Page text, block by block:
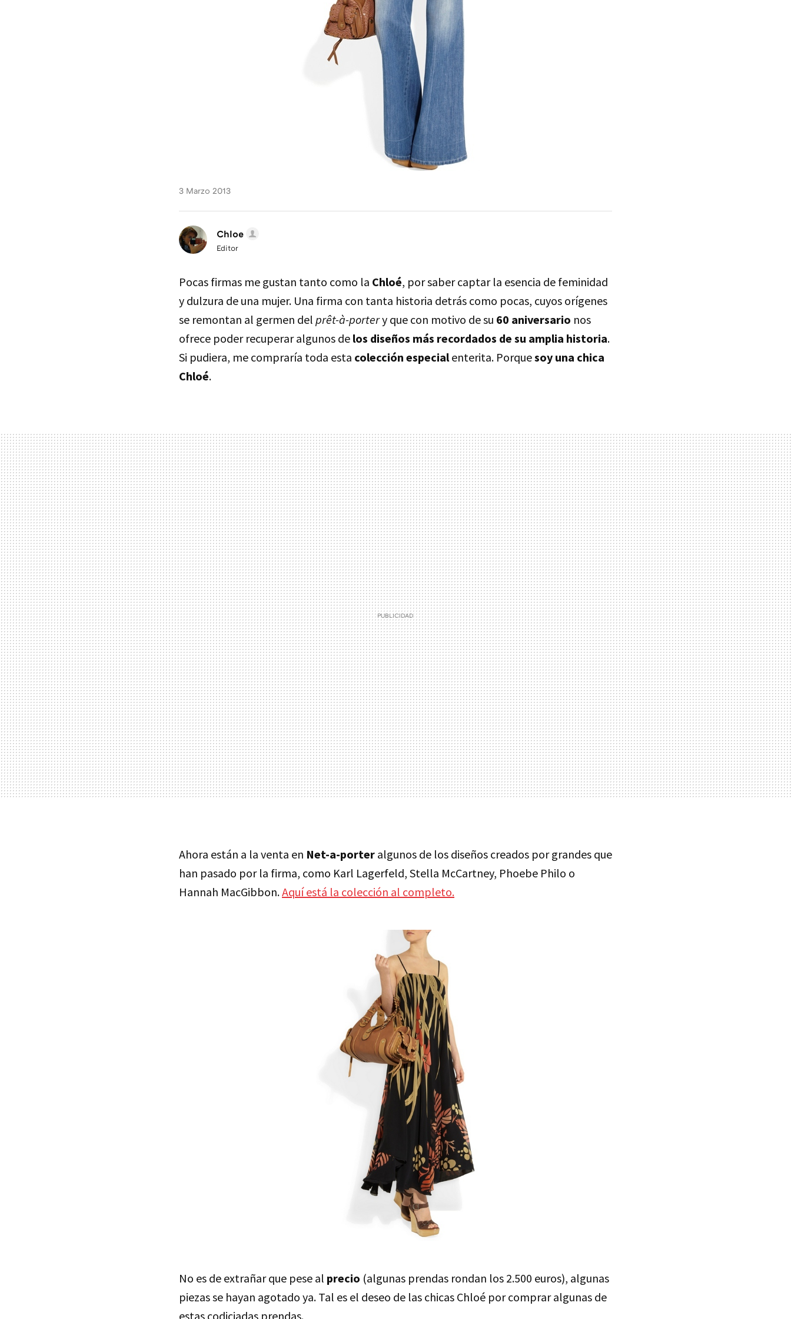
3 Marzo 2013
Chloe
Editor
Pocas firmas me gustan tanto como la Chloé, por saber captar la esencia de feminidad
y dulzura de una mujer. Una firma con tanta historia detrás como pocas, cuyos orígenes
se remontan al germen del prêt-à-portery que con motivo de su 60 aniversario nos
ofrece poder recuperar algunos de los diseños más recordados de su amplia historia.
Si pudiera, me compraría toda esta colección especialenterita. Porquesoy una chica
Chloé.
Ahora están a la venta en Net-a-porter algunos de los diseños creados por grandes que
han pasado por la firma, como Karl Lagerfeld, Stella McCartney, Phoebe Philo o
Hannah MacGibbon.Aquí está la colección al completo.
No es de extrañar que pese al precio (algunas prendas rondan los 2.500 euros), algunas
piezas se hayan agotado ya. Tal es el deseo de las chicas Chloé por comprar algunas de
estas codiciadas prendas.